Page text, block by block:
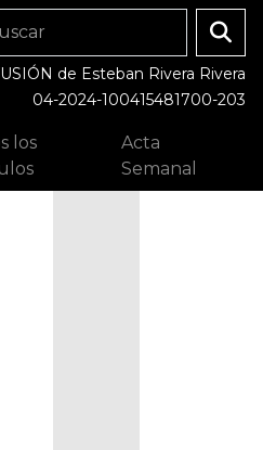
de Esteban Rivera Rivera
04-2024-100415481700-203
los
Acta
Semanal